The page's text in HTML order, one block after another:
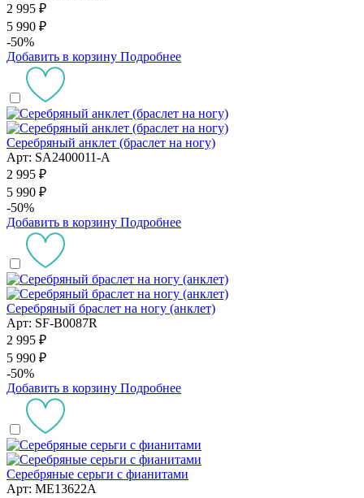
2 995 ₽
5 990 ₽
-50%
Добавить в корзину Подробнее
Серебряный анклет (браслет на ногу)
Арт: SA2400011-A
2 995 ₽
5 990 ₽
-50%
Добавить в корзину Подробнее
Серебряный браслет на ногу (анклет)
Арт: SF-B0087R
2 995 ₽
5 990 ₽
-50%
Добавить в корзину Подробнее
Серебряные серьги с фианитами
Арт: ME13622A